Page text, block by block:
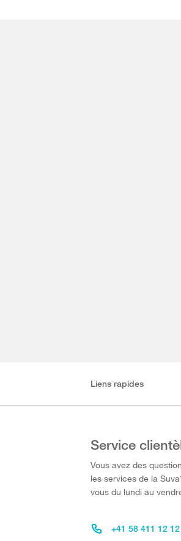
Liens rapides
Service
Vous avez des
les services de la
vous du lundi au
+41 58 411 12 12